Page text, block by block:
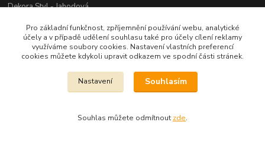
Dekora Styl - Jahodová
Jahodová Veronika
721312944
info@zbozi-darky.cz
Pro základní funkčnost, zpříjemnění používání webu, analytické
účely a v případě udělení souhlasu také pro účely cílení reklamy
využíváme soubory cookies. Nastavení vlastních preferencí
cookies můžete kdykoli upravit odkazem ve spodní části stránek.
Nastavení Souhlasím
Souhlas můžete odmítnout zde.